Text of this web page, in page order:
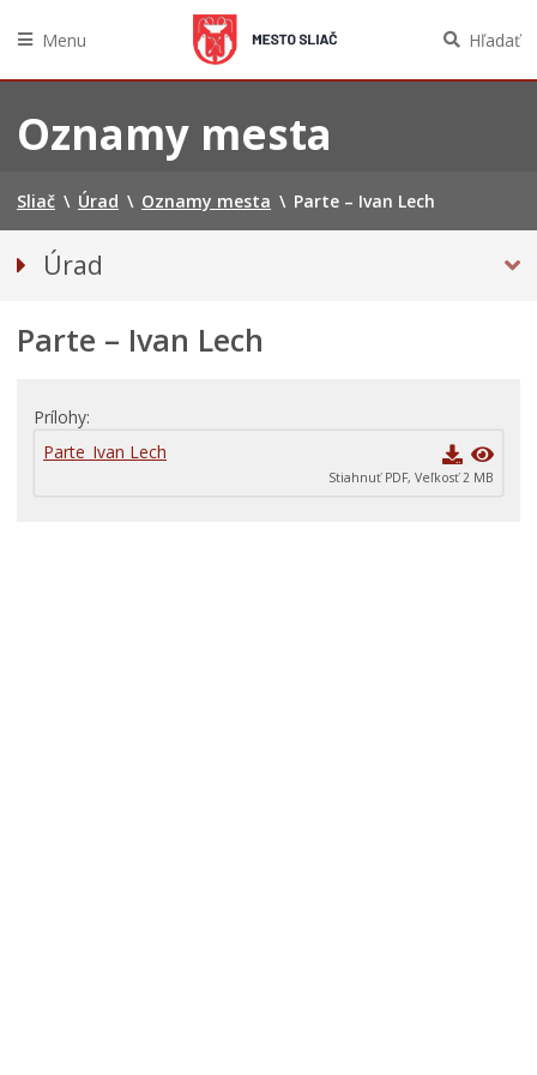
obsah
Menu Hľadať
Oznamy mesta
Sliač \ Úrad \ Oznamy mesta \ Parte – Ivan Lech
Úrad
Odbory úradu
Projekty
Zmluvy, faktúry a objednávky
Parte – Ivan Lech
Prílohy
Parte_Ivan Lech
Stiahnuť PDF, Veľkosť 2 MB